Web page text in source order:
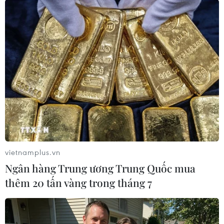
(TTXVN/Vietnam+)
#Công an Thanh Hóa #Băng nhóm tội phạm #Vi ngộ
vietnamplus.vn
Ngân hàng Trung ương Trung Quốc mua
thêm 20 tấn vàng trong tháng 7